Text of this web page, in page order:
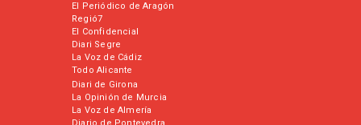
El Periódico de Aragón
Regió7
El Confidencial
Diari Segre
La Voz de Cádiz
Todo Alicante
Diari de Girona
La Opinión de Murcia
La Voz de Almería